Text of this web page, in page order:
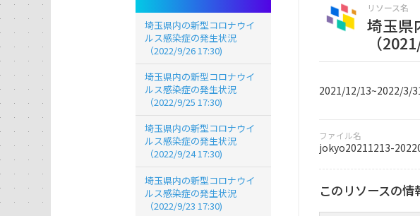
リソース名
埼玉県
（
2021/12/13~2022/3/
ファイル名
jokyo20211213-
このリソースの情
埼玉県内の新型コロナウイ
ルス感染症の発生状況
（2022/9/26 17:30)
埼玉県内の新型コロナウイ
ルス感染症の発生状況
（2022/9/25 17:30)
埼玉県内の新型コロナウイ
ルス感染症の発生状況
（2022/9/24 17:30)
埼玉県内の新型コロナウイ
ルス感染症の発生状況
（2022/9/23 17:30)